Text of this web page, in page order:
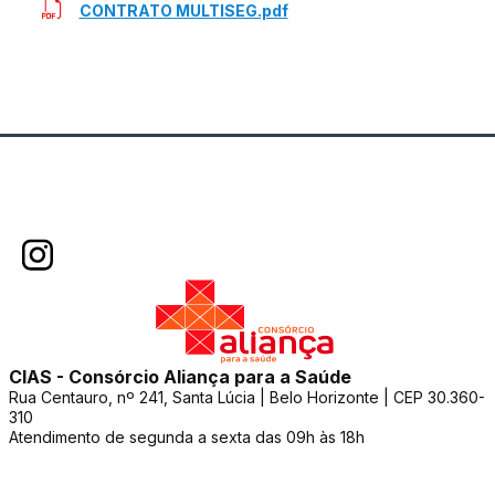
CONTRATO MULTISEG.pdf
CIAS - Consórcio Aliança para a Saúde
Rua Centauro, nº 241, Santa Lúcia | Belo Horizonte | CEP 30.360-
310
Atendimento de segunda a sexta das 09h às 18h